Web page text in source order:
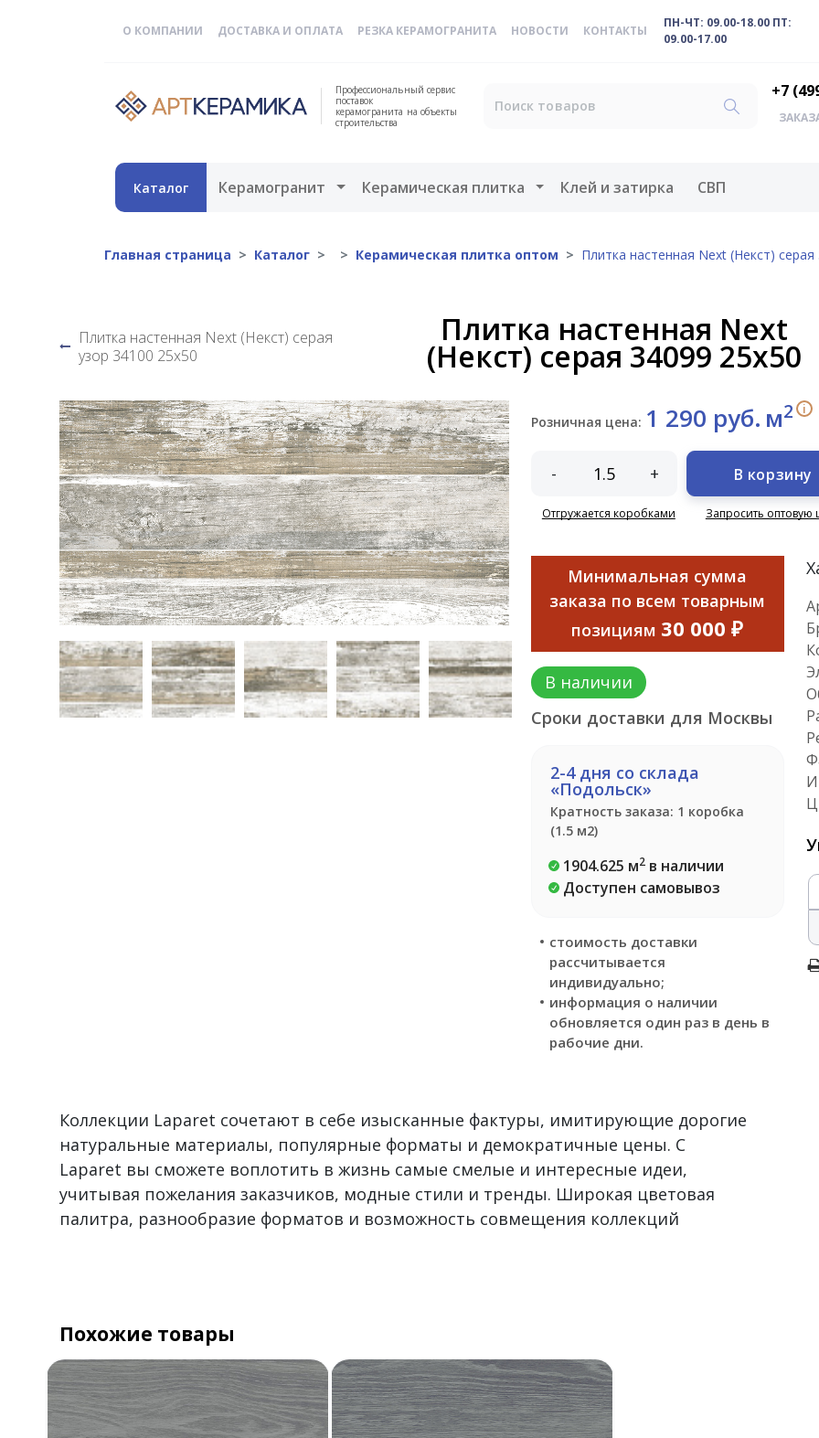
О КОМПАНИИ ДОСТАВКА И ОПЛАТА РЕЗКА КЕРАМОГРАНИТА НОВОСТИ КОНТАКТЫ
ПН-ЧТ: 09.00-18.00 ПТ:
09.00-17.00
Профессиональный сервис
поставок
керамогранита на объекты
строительства
+7
Каталог Керамогранит Открыть меню
Керамическая плитка Открыть меню
Клей и затирка СВП
Главная страница Каталог Керамическая плитка оптом Плитка настенная Next (Некст) серая
Плитка настенная Next (Некст) серая
узор 34100 25х50
Плитка настенная Next
(Некст) серая 34099 25х50
Розничная цена: 1 290 руб. м2 i
- +
Отгружается коробками
В корзину
Запросить оптовую
Минимальная сумма
заказа по всем товарным
позициям 30 000 ₽
В наличии
Сроки доставки для Москвы
2-4 дня со склада
«Подольск»
Кратность заказа: 1 коробка
(1.5 м2)
1904.625 м2в наличии
Доступен самовывоз
стоимость доставки
рассчитывается
индивидуально;
информация о наличии
обновляется один раз в день в
рабочие дни.
Коллекции Laparet сочетают в себе изысканные фактуры, имитирующие дорогие
натуральные материалы, популярные форматы и демократичные цены. С
Laparet вы сможете воплотить в жизнь самые смелые и интересные идеи,
учитывая пожелания заказчиков, модные стили и тренды. Широкая цветовая
палитра, разнообразие форматов и возможность совмещения коллекций
Похожие товары